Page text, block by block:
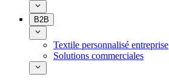
B2B
Textile personnalisé entreprise
Solutions commerciales